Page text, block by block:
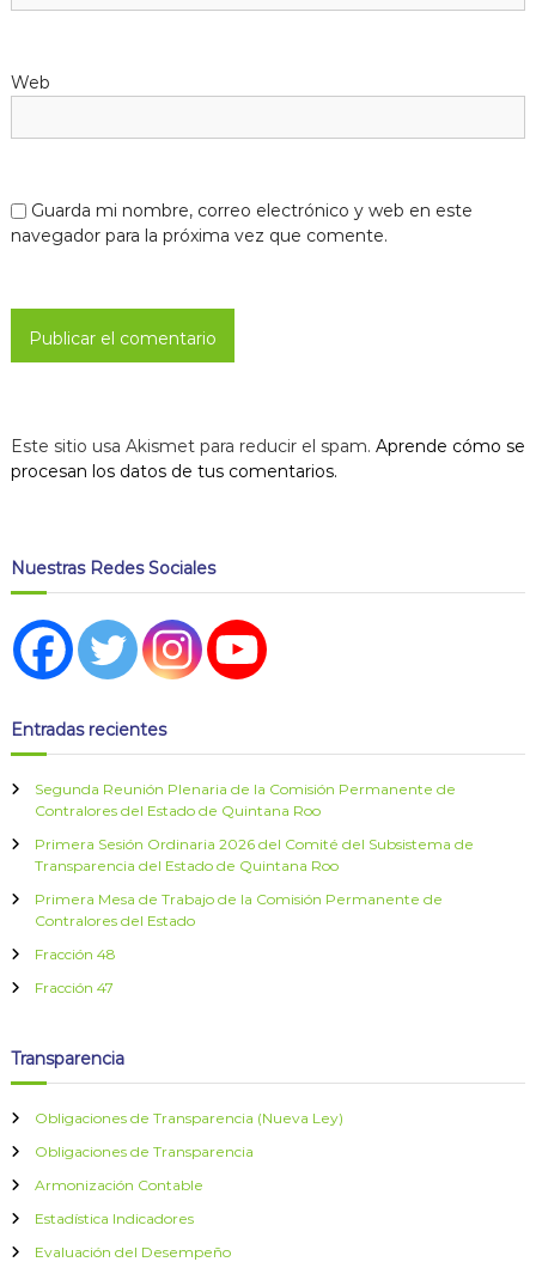
Web
Guarda mi nombre, correo electrónico y web en este
navegador para la próxima vez que comente.
Este sitio usa Akismet para reducir el spam. Aprende cómo se
procesan los datos de tus comentarios.
Nuestras Redes Sociales
Entradas recientes
Segunda Reunión Plenaria de la Comisión Permanente de
Contralores del Estado de Quintana Roo
Primera Sesión Ordinaria 2026 del Comité del Subsistema de
Transparencia del Estado de Quintana Roo
Primera Mesa de Trabajo de la Comisión Permanente de
Contralores del Estado
Fracción 48
Fracción 47
Transparencia
Obligaciones de Transparencia (Nueva Ley)
Obligaciones de Transparencia
Armonización Contable
Estadística Indicadores
Evaluación del Desempeño